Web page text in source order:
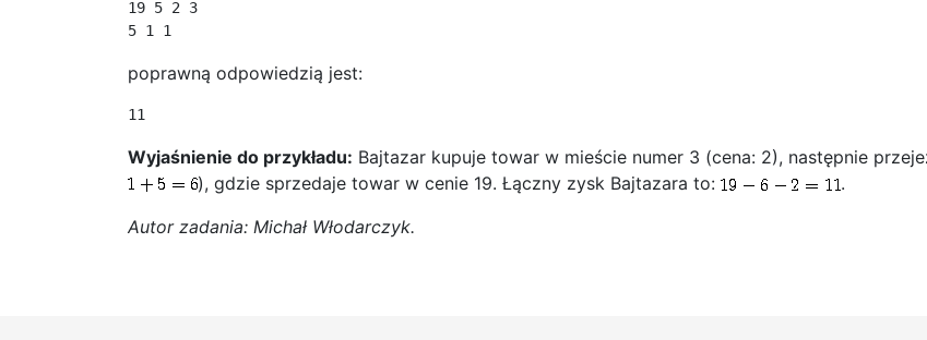
19 5 2 3
5 1 1
poprawną odpowiedzią jest:
11
Wyjaśnienie do przykładu: Bajtazar kupuje towar w mieście numer 3 (cena: 2), następnie
), gdzie sprzedaje towar w cenie 19. Łączny zysk Bajtazara to:
.
Autor zadania: Michał Włodarczyk.